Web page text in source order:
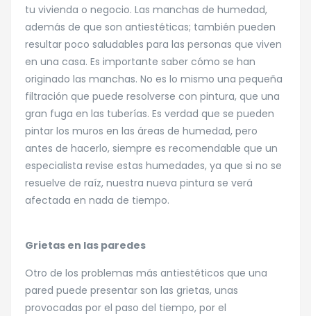
tu vivienda o negocio. Las manchas de humedad,
además de que son antiestéticas; también pueden
resultar poco saludables para las personas que viven
en una casa. Es importante saber cómo se han
originado las manchas. No es lo mismo una pequeña
filtración que puede resolverse con pintura, que una
gran fuga en las tuberías. Es verdad que se pueden
pintar los muros en las áreas de humedad, pero
antes de hacerlo, siempre es recomendable que un
especialista revise estas humedades, ya que si no se
resuelve de raíz, nuestra nueva pintura se verá
afectada en nada de tiempo.
Grietas en las paredes
Otro de los problemas más antiestéticos que una
pared puede presentar son las grietas, unas
provocadas por el paso del tiempo, por el